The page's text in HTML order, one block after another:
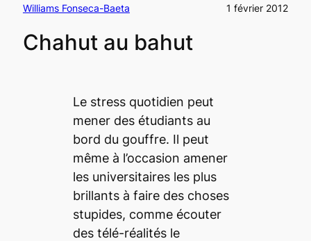
Williams Fonseca-Baeta 1 février 2012
Chahut au bahut
Le stress quotidien peut
mener des étudiants au
bord du gouffre. Il peut
même à l’occasion amener
les universitaires les plus
brillants à faire des choses
stupides, comme écouter
des télé-réalités le